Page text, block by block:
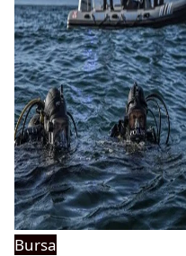
Bursa